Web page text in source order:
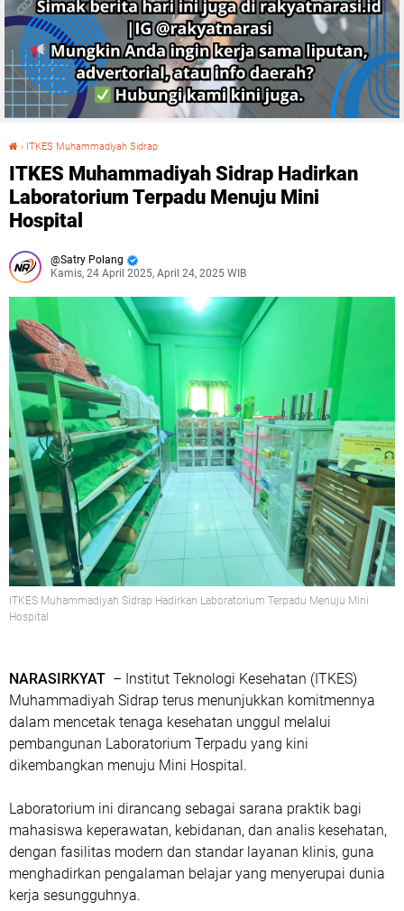
› ITKES Muhammadiyah Sidrap
ITKES Muhammadiyah Sidrap Hadirkan
Laboratorium Terpadu Menuju Mini
Hospital
Satry Polang
Kamis, 24 April 2025, April 24, 2025 WIB
ITKES Muhammadiyah Sidrap Hadirkan Laboratorium Terpadu Menuju Mini
Hospital
NARASIRKYAT – Institut Teknologi Kesehatan (ITKES)
Muhammadiyah Sidrap terus menunjukkan komitmennya
dalam mencetak tenaga kesehatan unggul melalui
pembangunan Laboratorium Terpadu yang kini
dikembangkan menuju Mini Hospital .
Laboratorium ini dirancang sebagai sarana praktik bagi
mahasiswa keperawatan, kebidanan, dan analis kesehatan,
dengan fasilitas modern dan standar layanan klinis, guna
menghadirkan pengalaman belajar yang menyerupai dunia
kerja sesungguhnya.